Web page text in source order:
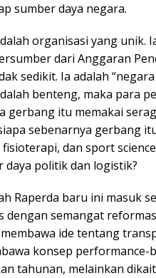
sumber daya negara.
organisasi yang unik.
dari Anggaran
sedikit. Ia adalah
benteng, maka para
gerbang itu memakai
sebenarnya gerbang
dan sport
daya politik dan logistik?
Raperda baru ini masuk
dengan semangat
ide tentang
konsep performance-
tahunan, melainkan